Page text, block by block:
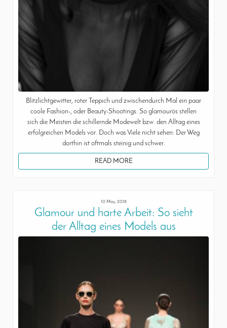
Blitzlichtgewitter, roter Teppich und zwischendurch Mal ein paar
coole Fashion-, oder Beauty-Shootings. So glamourös stellen
sich die Meisten die schillernde Modewelt bzw. den Alltag eines
erfolgreichen Models vor. Doch was Viele nicht sehen: Der Weg
dorthin ist oftmals steinig und schwer.
READ MORE
10 May, 2018
Glamour und harte Arbeit: So sieht
der Alltag eines Models aus